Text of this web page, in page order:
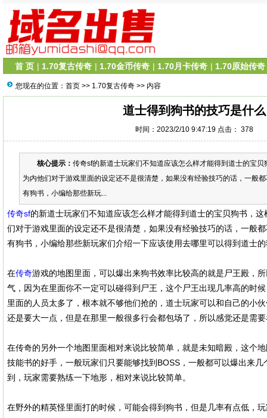
首 页 | 1.70复古传奇 | 1.70金币传奇 | 1.70月卡传奇 | 1.70原始传奇
您现在的位置： 首页 >> 1.70复古传奇 >> 内容
道士得到狗书的技巧是什么
时间：2023/2/10 9:47:19 点击： 378
核心提示： 传奇sf的新道士玩家们不知道应该怎么样才能得到道士的宝
为内他们对于游戏里面的设定还不是很清楚，如果没有经验技巧的话，一般
有狗书，小编给那些新玩...
传奇sf的新道士玩家们不知道应该怎么样才能得到道士的宝贝狗书，
们对于游戏里面的设定还不是很清楚，如果没有经验技巧的话，一般
有狗书，小编给那些新玩家们介绍一下应该使用去哪里可以得到道士
在传奇游戏的地图里面，可以爆出来狗书效率比较高的就是尸王殿，
气，因为在里面你不一定可以碰得到尸王，这个尸王出现几率高的时
里面的人员太多了，根本就不够他们抢的，道士玩家可以和自己的小
还是要大一点，但是在那里一般很多行会都包场了，所以感觉还是需
在传奇的另外一个地图里面相对来说比较简单，就是未知暗殿，这个
技能书的好手，一般玩家们只要能够找到BOSS，一般都可以爆出来
到，玩家需要熟练一下地形，相对来说比较简单。
在野外的精英怪里面打的时候，可能会得到狗书，但是几率有点低，